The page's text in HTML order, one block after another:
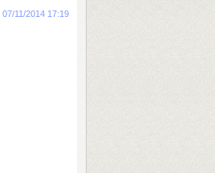
07/11/2014 17:19